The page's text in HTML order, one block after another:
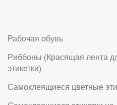
Рабочая обувь
Риббоны (Красящая лента
этикетки)
Самоклеящиеся цветные